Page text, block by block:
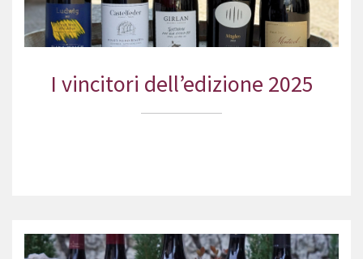
I vincitori dell’edizione 2025